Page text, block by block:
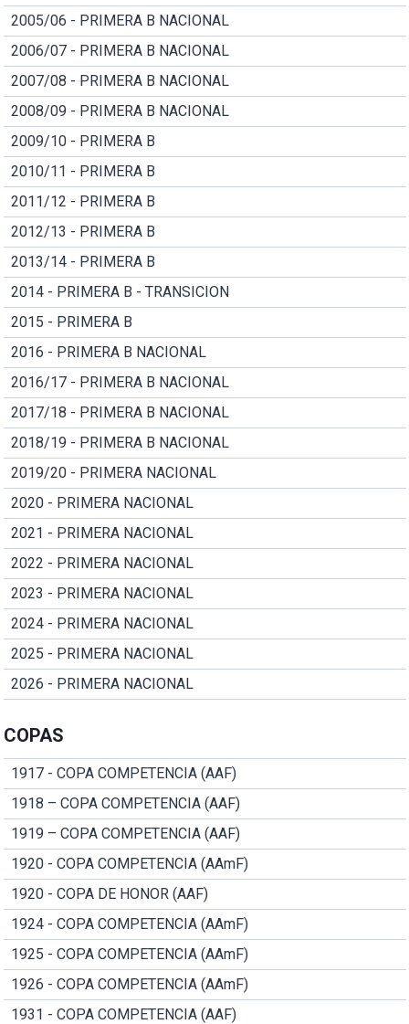
2005/06 - PRIMERA B NACIONAL
2006/07 - PRIMERA B NACIONAL
2007/08 - PRIMERA B NACIONAL
2008/09 - PRIMERA B NACIONAL
2009/10 - PRIMERA B
2010/11 - PRIMERA B
2011/12 - PRIMERA B
2012/13 - PRIMERA B
2013/14 - PRIMERA B
2014 - PRIMERA B - TRANSICION
2015 - PRIMERA B
2016 - PRIMERA B NACIONAL
2016/17 - PRIMERA B NACIONAL
2017/18 - PRIMERA B NACIONAL
2018/19 - PRIMERA B NACIONAL
2019/20 - PRIMERA NACIONAL
2020 - PRIMERA NACIONAL
2021 - PRIMERA NACIONAL
2022 - PRIMERA NACIONAL
2023 - PRIMERA NACIONAL
2024 - PRIMERA NACIONAL
2025 - PRIMERA NACIONAL
2026 - PRIMERA NACIONAL
COPAS
1917 - COPA COMPETENCIA (AAF)
1918 – COPA COMPETENCIA (AAF)
1919 – COPA COMPETENCIA (AAF)
1920 - COPA COMPETENCIA (AAmF)
1920 - COPA DE HONOR (AAF)
1924 - COPA COMPETENCIA (AAmF)
1925 - COPA COMPETENCIA (AAmF)
1926 - COPA COMPETENCIA (AAmF)
1931 - COPA COMPETENCIA (AAF)